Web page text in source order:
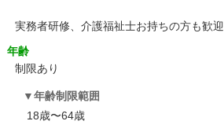
実務者研修、介護福祉士お持ちの方も歓迎
年齢
制限あり
年齢制限範囲
18歳〜64歳